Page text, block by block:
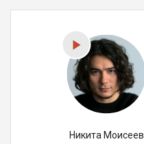
Никита Моисеев